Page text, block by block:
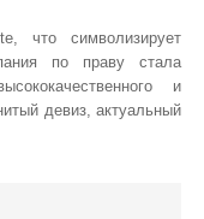
что символизирует
по праву стала
и
девиз, актуальный